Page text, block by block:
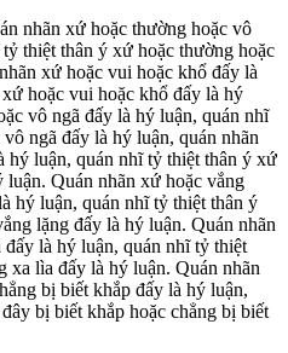
nhãn xứ hoặc thường hoặc vô
thiệt thân ý xứ hoặc thường hoặc
xứ hoặc vui hoặc khổ đấy là
hoặc vui hoặc khổ đấy là hý
vô ngã đấy là hý luận, quán nhĩ
ngã đấy là hý luận, quán nhãn
hý luận, quán nhĩ tỷ thiệt thân ý xứ
Quán nhãn xứ hoặc vắng
hý luận, quán nhĩ tỷ thiệt thân ý
lặng đấy là hý luận. Quán nhãn
là hý luận, quán nhĩ tỷ thiệt
xa lìa đấy là hý luận. Quán nhãn
bị biết khắp đấy là hý luận,
bị biết khắp hoặc chẳng bị biết